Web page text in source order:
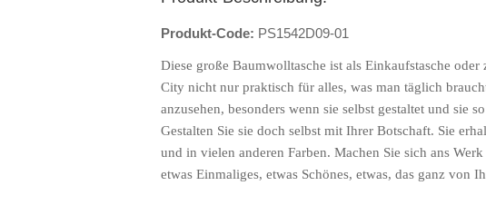
Produkt-Code: PS1542D09-01
Diese große Baumwolltasche ist als Einkaufstasche
City nicht nur praktisch für alles, was man täglich
anzusehen, besonders wenn sie selbst gestaltet und sie
Gestalten Sie sie doch selbst mit Ihrer Botschaft. Sie
und in vielen anderen Farben. Machen Sie sich ans
etwas Einmaliges, etwas Schönes, etwas, das ganz von